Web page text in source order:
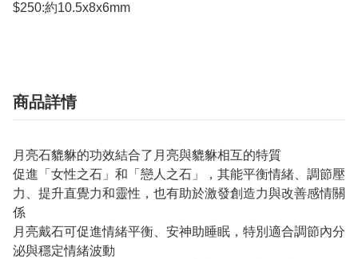
$250:約10.5x8x6mm
商品詳情
月亮石貔貅的功效結合了月亮與貔貅相互的特質
促進「女性之石」和「戀人之石」，其能平衡情緒、調節壓
力、提升直覺力和靈性，也有助於激發創造力與改善感情關
係
月亮戴石可促進情緒平衡、安神助睡眠，特別適合調節內分
泌與穩定情緒波動